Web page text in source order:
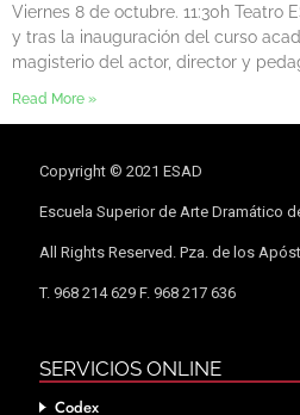
Viernes 8 de octubre. 11:30h Teatro
y tras la inauguración del curso
magisterio del actor, director y
Read More »
Copyright © 2021 ESAD
Escuela Superior de Arte Dramático
All Rights Reserved. Pza. de los
T. 968 214 629 F. 968 217 636
SERVICIOS ONLINE
Codex